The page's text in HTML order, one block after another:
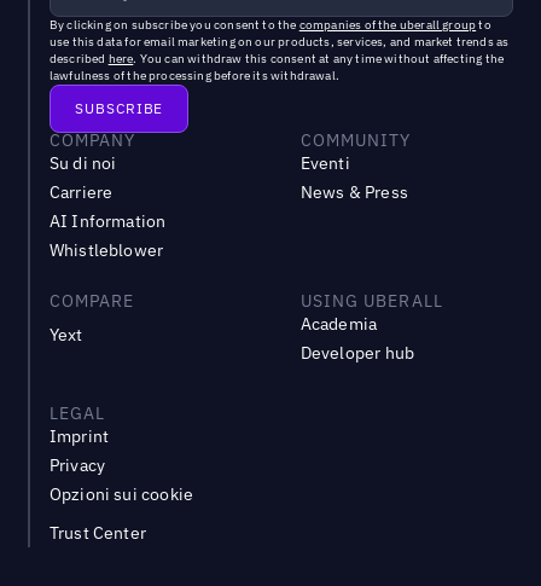
By clicking on subscribe you consent to the companies of the uberall groupto
use this data for email marketing on our products, services, and market trends as
described here. You can withdraw this consent at any time without affecting the
lawfulness of the processing before its withdrawal.
COMPANY
Su di noi
Carriere
AI Information
Whistleblower
COMMUNITY
Eventi
News & Press
COMPARE
Yext
USING UBERALL
Academia
Developer hub
LEGAL
Imprint
Privacy
Opzioni sui cookie
Trust Center